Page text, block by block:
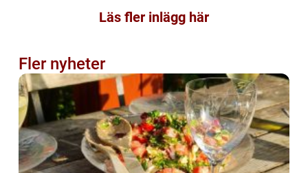
Läs fler inlägg här
Fler nyheter